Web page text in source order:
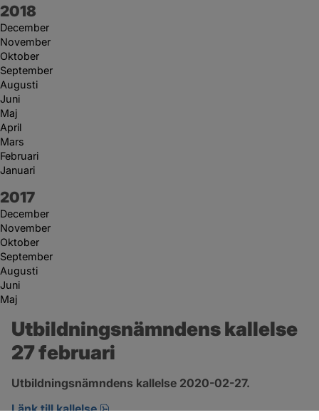
År:
2018
December
November
Oktober
September
Augusti
Juni
Maj
April
Mars
Februari
Januari
År:
2017
December
November
Oktober
September
Augusti
Juni
Maj
Utbildningsnämndens kallelse
27 februari
Utbildningsnämndens kallelse 2020-02-27.
Länk till kallelse
pdf, öppnas i nytt fönster.